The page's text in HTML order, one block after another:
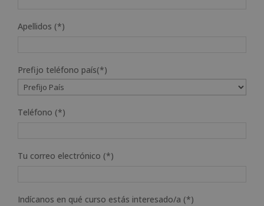
Apellidos (*)
Prefijo teléfono país(*)
Teléfono (*)
Tu correo electrónico (*)
Indícanos en qué curso estás interesado/a (*)